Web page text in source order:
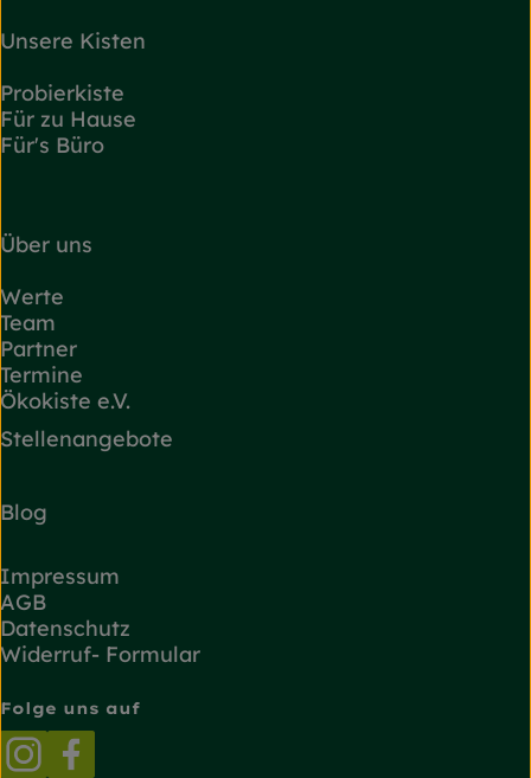
Unsere Kisten
Probierkiste
Für zu Hause
Für's Büro
Über uns
Werte
Team
Partner
Termine
Ökokiste e.V.
Stellenangebote
Blog
Impressum
AGB
Datenschutz
Widerruf- Formular
Folge uns auf
Externer Link zu https://